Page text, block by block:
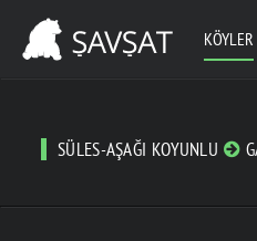
KÖYLER
SÜLES-AŞAĞI KOYUNLU